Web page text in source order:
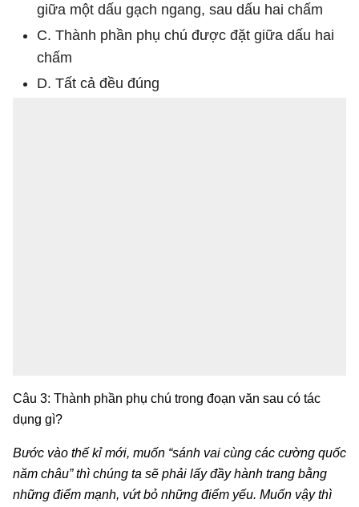
giữa một dấu gạch ngang, sau dấu hai chấm
C. Thành phần phụ chú được đặt giữa dấu hai
chấm
D. Tất cả đều đúng
Câu 3: Thành phần phụ chú trong đoạn văn sau có tác
dụng gì?
Bước vào thế kỉ mới, muốn “sánh vai cùng các cường quốc
năm châu” thì chúng ta sẽ phải lấy đầy hành trang bằng
những điểm mạnh, vứt bỏ những điểm yếu. Muốn vậy thì